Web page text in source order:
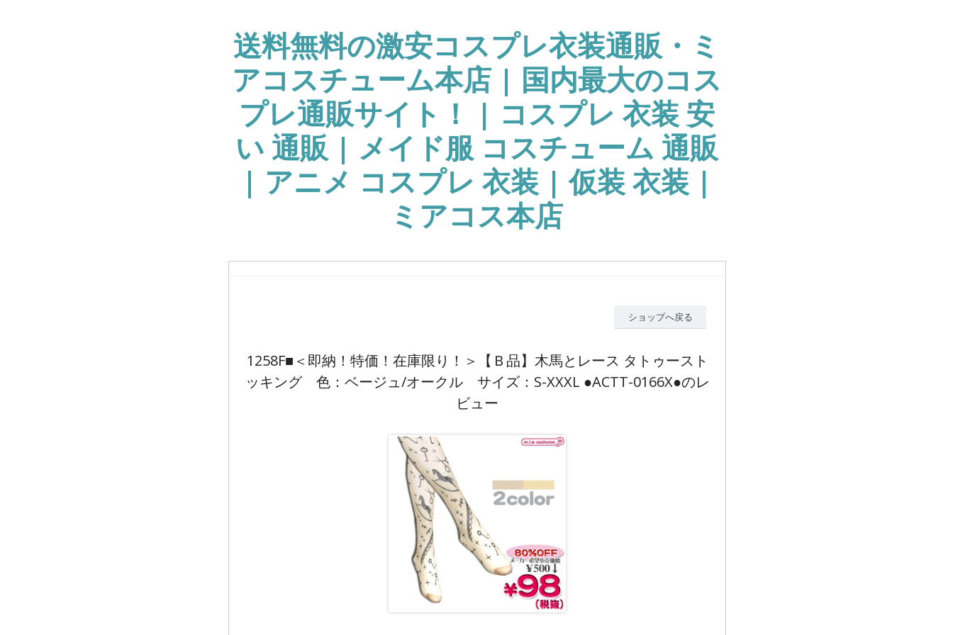
送料無料の激安コスプレ衣装通販・ミ
アコスチューム本店 | 国内最大のコス
プレ通販サイト！ | コスプレ 衣装 安
い 通販 | メイド服 コスチューム 通販
| アニメ コスプレ 衣装 | 仮装 衣装 |
ミアコス本店
ショップへ戻る
1258F■＜即納！特価！在庫限り！＞【Ｂ品】木馬とレース タトゥースト
ッキング 色：ベージュ/オークル サイズ：S-XXXL ●ACTT-0166X●のレ
ビュー